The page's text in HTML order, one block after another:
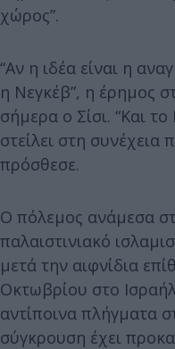
χώρος”.
“Αν η ιδέα είναι η
η Νεγκέβ”, η έρημος
σήμερα ο Σίσι. “Και
στείλει στη συνέχεια
πρόσθεσε.
Ο πόλεμος ανάμεσα
παλαιστινιακό
μετά την αιφνίδια
Οκτωβρίου στο
αντίποινα πλήγματα
σύγκρουση έχει